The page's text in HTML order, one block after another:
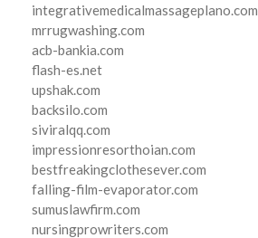
integrativemedicalmassageplano.com
mrrugwashing.com
acb-bankia.com
flash-es.net
upshak.com
backsilo.com
siviralqq.com
impressionresorthoian.com
bestfreakingclothesever.com
falling-film-evaporator.com
sumuslawfirm.com
nursingprowriters.com